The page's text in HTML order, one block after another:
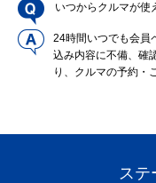
いつからクルマが使
24時間いつでも会員
込み内容に不備、確
り、クルマの予約・
ステ